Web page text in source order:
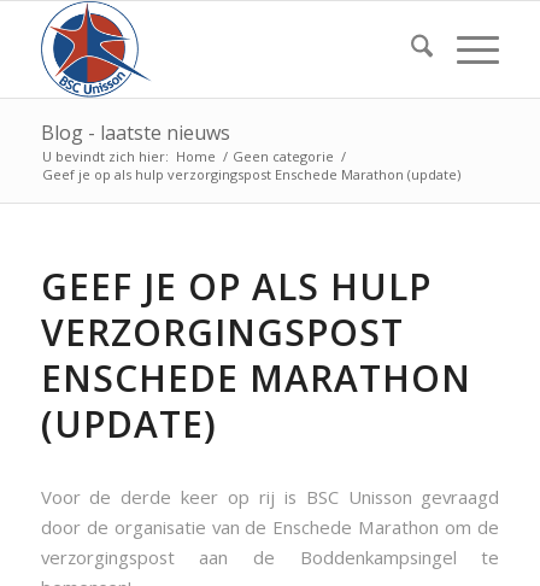
Blog - laatste nieuws
U bevindt zich hier: Home / Geen categorie /
Geef je op als hulp verzorgingspost Enschede Marathon (update)
GEEF JE OP ALS HULP
VERZORGINGSPOST
ENSCHEDE MARATHON
(UPDATE)
Voor de derde keer op rij is BSC Unisson gevraagd
door de organisatie van de Enschede Marathon om de
verzorgingspost aan de Boddenkampsingel te